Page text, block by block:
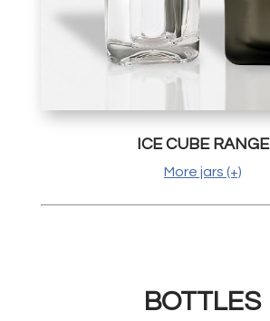
ICE CUBE RANGE
More jars (+)
BOTTLES